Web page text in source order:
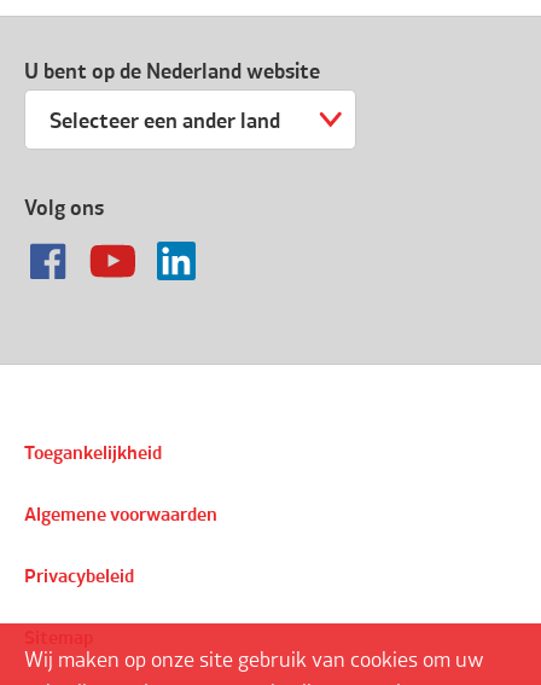
Wij maken op onze site gebruik van cookies om uw
U bent op de Nederland website
Selecteer een ander land
Volg ons
Toegankelijkheid
Algemene voorwaarden
Privacybeleid